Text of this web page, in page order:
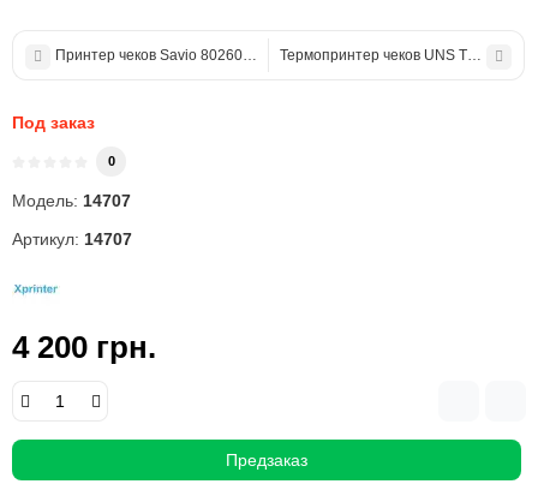
Принтер чеков Savio 80260 Plus Термопринтер чеков UNS TP-58.01U
Под заказ
0
Модель: 14707
Артикул: 14707
4 200 грн.
Предзаказ